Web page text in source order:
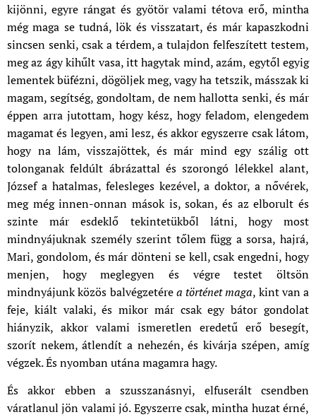
kijönni, egyre rángat és gyötör valami tétova erő, mintha
még maga se tudná, lök és visszatart, és már kapaszkodni
sincsen senki, csak a térdem, a tulajdon felfeszített testem,
meg az ágy kihűlt vasa, itt hagytak mind, azám, egytől egyig
lementek büfézni, dögöljek meg, vagy ha tetszik, másszak ki
magam, segítség, gondoltam, de nem hallotta senki, és már
éppen arra jutottam, hogy kész, hogy feladom, elengedem
magamat és legyen, ami lesz, és akkor egyszerre csak látom,
hogy na lám, visszajöttek, és már mind egy szálig ott
tolonganak feldúlt ábrázattal és szorongó lélekkel alant,
József a hatalmas, felesleges kezével, a doktor, a nővérek,
meg még innen-onnan mások is, sokan, és az elborult és
szinte már esdeklő tekintetükből látni, hogy most
mindnyájuknak személy szerint tőlem függ a sorsa, hajrá,
Mari, gondolom, és már dönteni se kell, csak engedni, hogy
menjen, hogy meglegyen és végre testet öltsön
mindnyájunk közös balvégzetérea történet maga, kint van a
feje, kiált valaki, és mikor már csak egy bátor gondolat
hiányzik, akkor valami ismeretlen eredetű erő besegít,
szorít nekem, átlendít a nehezén, és kivárja szépen, amíg
végzek. És nyomban utána magamra hagy.
És akkor ebben a szusszanásnyi, elfuserált csendben
váratlanul jön valami jó. Egyszerre csak, mintha huzat érné,